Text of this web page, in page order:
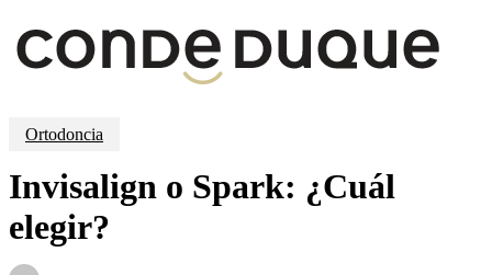
Ortodoncia
Invisalign o Spark: ¿Cuál
elegir?